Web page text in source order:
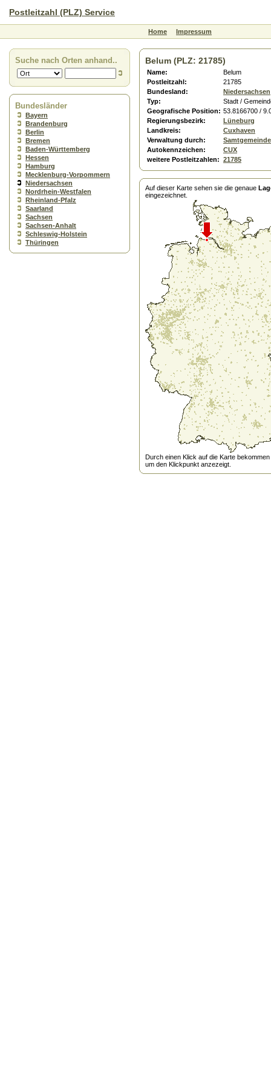
Postleitzahl (PLZ) Service
Home Impressum
Suche nach Orten anhand..
Bundesländer
Bayern
Brandenburg
Berlin
Bremen
Baden-Württemberg
Hessen
Hamburg
Mecklenburg-Vorpommern
Niedersachsen
Nordrhein-Westfalen
Rheinland-Pfalz
Saarland
Sachsen
Sachsen-Anhalt
Schleswig-Holstein
Thüringen
Belum (PLZ: 21785)
Name:
Belum
Postleitzahl:
21785
Bundesland:
Niedersachsen
Typ:
Stadt /
Geografische Position: 53.8166700 /
Regierungsbezirk:
Lüneburg
Landkreis:
Cuxhaven
Verwaltung durch:
Autokennzeichen:
CUX
weitere Postleitzahlen: 21785
Auf dieser Karte sehen sie die genaue
eingezeichnet.
Durch einen Klick auf die Karte
um den Klickpunkt anzezeigt.